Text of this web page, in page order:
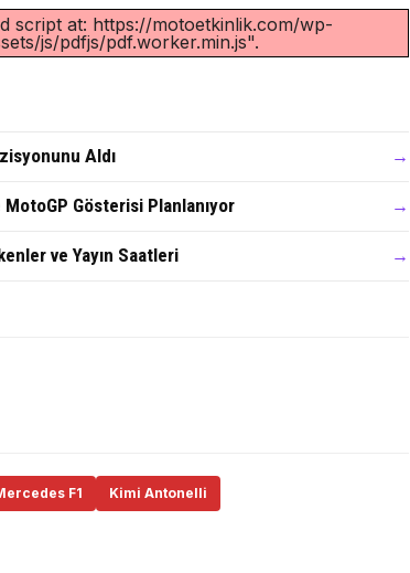
script at: https://motoetkinlik.com/wp-
js/pdfjs/pdf.worker.min.js".
Aldı →
Gösterisi Planlanıyor →
ve Yayın Saatleri →
F1 Kimi Antonelli